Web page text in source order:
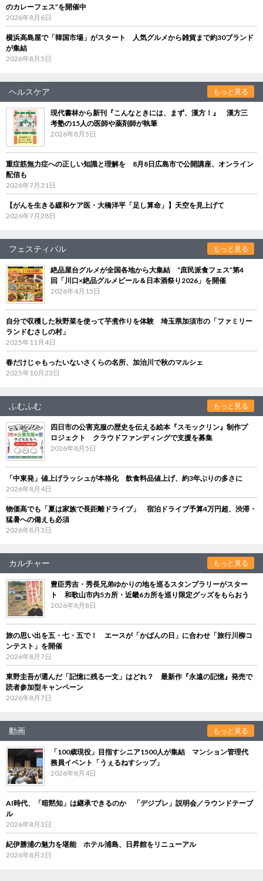
のカレーフェス”を開催中
2026年8月6日
横浜高島屋で「韓国市場」がスタート 人気グルメから雑貨まで約30ブランド
が集結
2026年8月5日
ヘルスケア もっと見る
現代書林から新刊『こんなときには、まず、漢方！』 漢方三
考塾の15人の医師や薬剤師が執筆
2026年8月5日
重症筋無力症への正しい知識と理解を 8月8日広島市で公開講座、オンライン
配信も
2026年7月31日
【がんを生きる緩和ケア医・大橋洋平「足し算命」】天空を見上げて
2026年7月28日
フェスティバル もっと見る
絶品屋台グルメが全国各地から大集結 “庶民派食フェス”第4
回「川口×絶品グルメビール＆日本酒祭り2026」を開催
2026年4月15日
自分で収穫した秋野菜を使って芋煮作りを体験 埼玉県加須市の「ファミリー
ランドむさしの村」
2025年11月4日
春だけじゃもったいないさくらの名所、加治川で秋のマルシェ
2025年10月23日
ふむふむ もっと見る
四日市の公害克服の歴史を伝える絵本『スモックリン』制作プ
ロジェクト クラウドファンディングで支援を募集
2026年8月5日
「中東発」値上げラッシュが本格化 飲食料品値上げ、約3年ぶりの多さに
2026年8月4日
物価高でも「夏は家族で長距離ドライブ」 宿泊ドライブ予算4万円超、渋滞・
猛暑への備えも必須
2026年8月3日
カルチャー もっと見る
豊臣秀吉・秀長兄弟ゆかりの地を巡るスタンプラリーがスター
ト 和歌山市内5カ所・近畿6カ所を巡り限定グッズをもらおう
2026年8月8日
旅の思い出を五・七・五で！ エースが「かばんの日」に合わせ「旅行川柳コ
ンテスト」を開催
2026年8月7日
東野圭吾が選んだ「記憶に残る一文」はどれ？ 最新作『永遠の記憶』発売で
読者参加型キャンペーン
2026年8月7日
動画 もっと見る
「100歳現役」目指すシニア1500人が集結 マンション管理代
務員イベント「うぇるねすシップ」
2026年8月4日
AI時代、「暗黙知」は継承できるのか 「デジブレ」説明会／ラウンドテーブ
ル
2026年8月3日
紀伊勝浦の魅力を堪能 ホテル浦島、日昇館をリニューアル
2026年8月3日